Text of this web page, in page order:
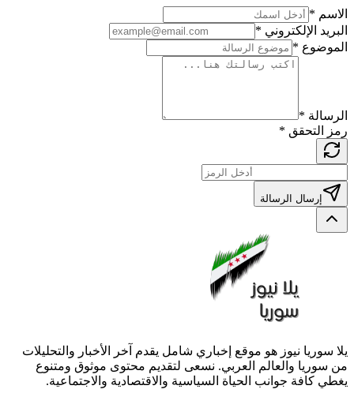
الاسم *
البريد الإلكتروني *
الموضوع *
الرسالة *
رمز التحقق *
إرسال الرسالة
يلا سوريا نيوز هو موقع إخباري شامل يقدم آخر الأخبار والتحليلات
من سوريا والعالم العربي. نسعى لتقديم محتوى موثوق ومتنوع
يغطي كافة جوانب الحياة السياسية والاقتصادية والاجتماعية.